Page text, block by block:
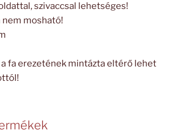
szivaccsal lehetséges!
mosható!
fa erezetének mintázta eltérő lehet